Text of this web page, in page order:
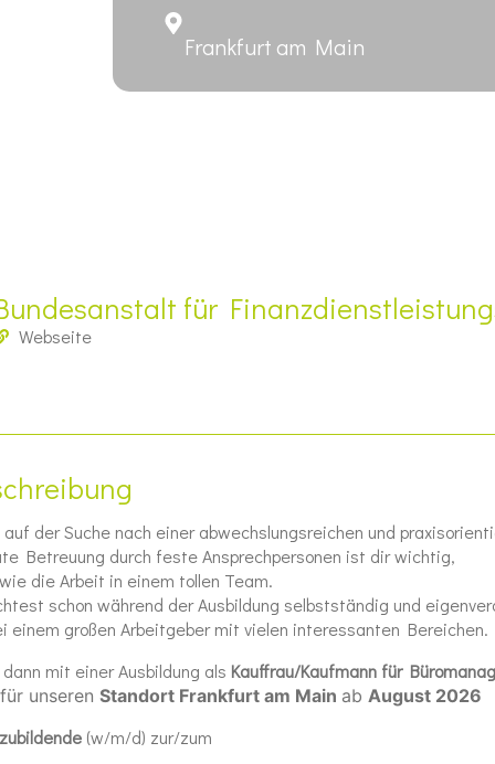
Frankfurt am Main
für
Webseite
auf der Suche nach einer abwechslungsreichen und
Betreuung durch feste Ansprechpersonen ist dir wichtig,
die Arbeit in einem tollen Team.
schon während der Ausbildung selbstständig und
einem großen Arbeitgeber mit vielen interessanten Bereichen.
mit einer Ausbildung als Kauffrau/Kaufmann für
unseren Standort Frankfurt am Main ab August 2026
(w/m/d) zur/zum